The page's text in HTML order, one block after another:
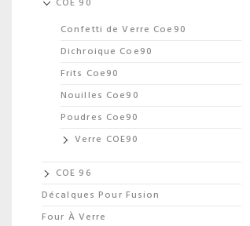
COE 90
Confetti de Verre Coe90
Dichroique Coe90
Frits Coe90
Nouilles Coe90
Poudres Coe90
Verre COE90
COE 96
Décalques Pour Fusion
Four À Verre